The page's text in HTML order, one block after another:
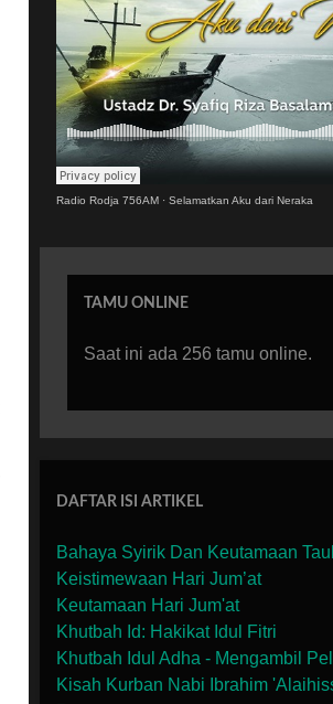
Radio Rodja 756AM · Selamatkan Aku dari Neraka
TAMU ONLINE
Saat ini ada 256 tamu online.
DAFTAR ISI ARTIKEL
Bahaya Syirik Dan Keutamaan
Keistimewaan Hari Jum’at
Keutamaan Hari Jum'at
Khutbah Id: Hakikat Idul Fitri
Khutbah Idul Adha - Mengambil
Kisah Kurban Nabi Ibrahim